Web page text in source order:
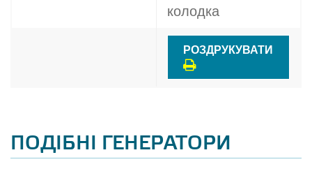
колодка
РОЗДРУКУВАТИ
ПОДІБНІ ГЕНЕРАТОРИ